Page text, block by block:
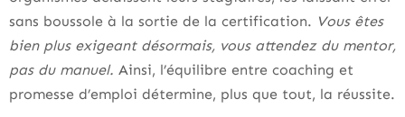
sans boussole à la sortie de la certification. Vous êtes
bien plus exigeant désormais, vous attendez du mentor,
pas du manuel. Ainsi, l’équilibre entre coaching et
promesse d’emploi détermine, plus que tout, la réussite.